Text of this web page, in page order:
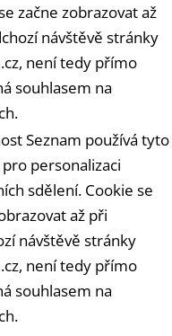
začne zobrazovat až
návštěvě stránky
není tedy přímo
souhlasem na
Seznam používá tyto
personalizaci
sdělení. Cookie se
až při
návštěvě stránky
není tedy přímo
souhlasem na